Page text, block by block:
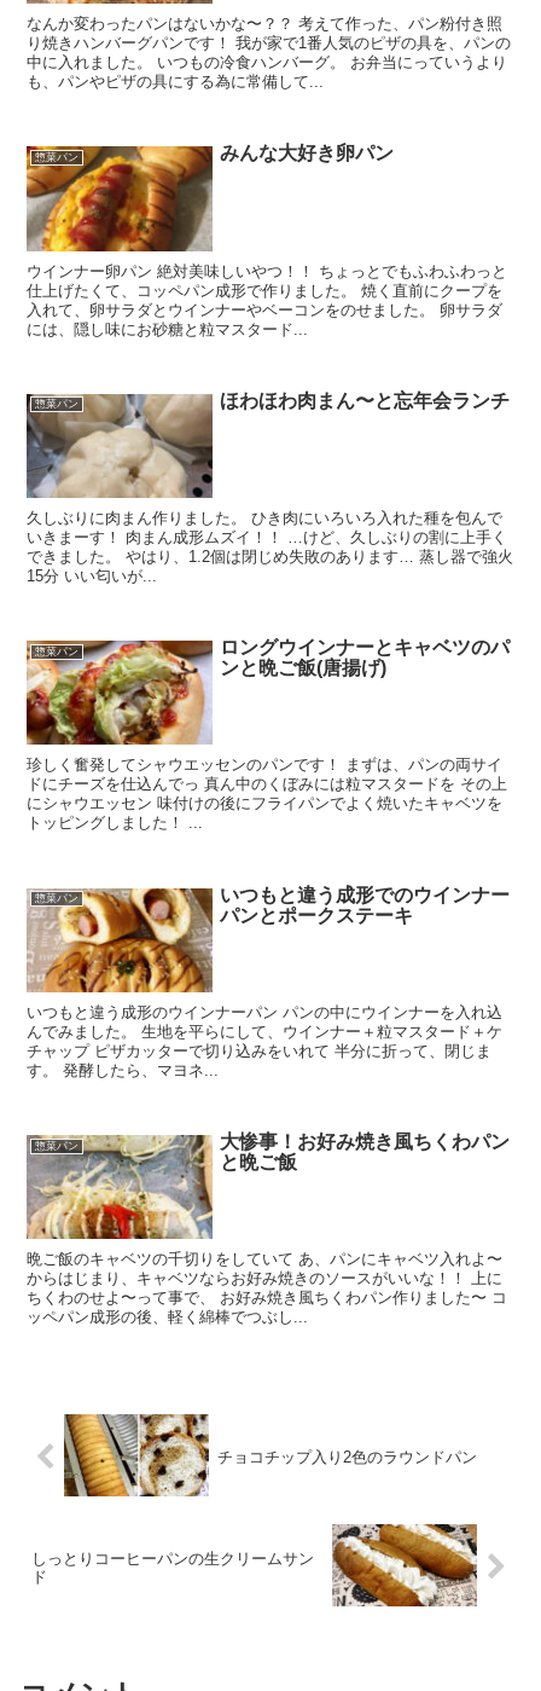
なんか変わったパンはないかな〜？？ 考えて作った、パン粉付き照
り焼きハンバーグパンです！ 我が家で1番人気のピザの具を、パンの
中に入れました。 いつもの冷食ハンバーグ。 お弁当にっていうより
も、パンやピザの具にする為に常備して...
惣菜パン みんな大好き卵パン
ウインナー卵パン 絶対美味しいやつ！！ ちょっとでもふわふわっと
仕上げたくて、コッペパン成形で作りました。 焼く直前にクープを
入れて、卵サラダとウインナーやベーコンをのせました。 卵サラダ
には、隠し味にお砂糖と粒マスタード...
惣菜パン ほわほわ肉まん〜と忘年会ランチ
久しぶりに肉まん作りました。 ひき肉にいろいろ入れた種を包んで
いきまーす！ 肉まん成形ムズイ！！ …けど、久しぶりの割に上手く
できました。 やはり、1.2個は閉じめ失敗のあります… 蒸し器で強火
15分 いい匂いが...
惣菜パン
ロングウインナーとキャベツのパ
ンと晩ご飯(唐揚げ)
珍しく奮発してシャウエッセンのパンです！ まずは、パンの両サイ
ドにチーズを仕込んでっ 真ん中のくぼみには粒マスタードを その上
にシャウエッセン 味付けの後にフライパンでよく焼いたキャベツを
トッピングしました！ ...
惣菜パン
いつもと違う成形でのウインナー
パンとポークステーキ
いつもと違う成形のウインナーパン パンの中にウインナーを入れ込
んでみました。 生地を平らにして、ウインナー＋粒マスタード＋ケ
チャップ ピザカッターで切り込みをいれて 半分に折って、閉じま
す。 発酵したら、マヨネ...
惣菜パン
大惨事！お好み焼き風ちくわパン
と晩ご飯
晩ご飯のキャベツの千切りをしていて あ、パンにキャベツ入れよ〜
からはじまり、キャベツならお好み焼きのソースがいいな！！ 上に
ちくわのせよ〜って事で、 お好み焼き風ちくわパン作りました〜 コ
ッペパン成形の後、軽く綿棒でつぶし...
チョコチップ入り2色のラウンドパン
しっとりコーヒーパンの生クリームサン
ド